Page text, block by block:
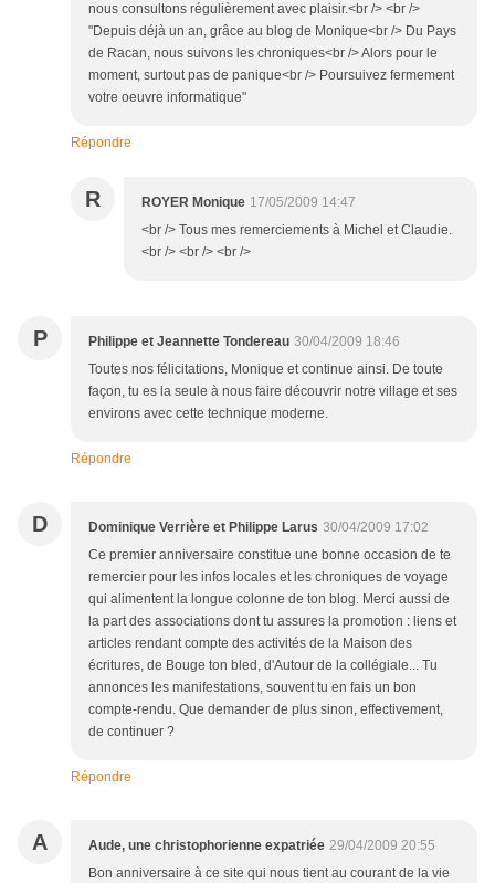
nous consultons régulièrement avec plaisir.<br /> <br />
"Depuis déjà un an, grâce au blog de Monique<br /> Du Pays
de Racan, nous suivons les chroniques<br /> Alors pour le
moment, surtout pas de panique<br /> Poursuivez fermement
votre oeuvre informatique"
Répondre
R ROYER Monique 17/05/2009 14:47
<br /> Tous mes remerciements à Michel et Claudie.
<br /> <br /> <br />
P Philippe et Jeannette Tondereau 30/04/2009 18:46
Toutes nos félicitations, Monique et continue ainsi. De toute
façon, tu es la seule à nous faire découvrir notre village et ses
environs avec cette technique moderne.
Répondre
D Dominique Verrière et Philippe Larus 30/04/2009 17:02
Ce premier anniversaire constitue une bonne occasion de te
remercier pour les infos locales et les chroniques de voyage
qui alimentent la longue colonne de ton blog. Merci aussi de
la part des associations dont tu assures la promotion : liens et
articles rendant compte des activités de la Maison des
écritures, de Bouge ton bled, d'Autour de la collégiale... Tu
annonces les manifestations, souvent tu en fais un bon
compte-rendu. Que demander de plus sinon, effectivement,
de continuer ?
Répondre
A Aude, une christophorienne expatriée 29/04/2009 20:55
Bon anniversaire à ce site qui nous tient au courant de la vie